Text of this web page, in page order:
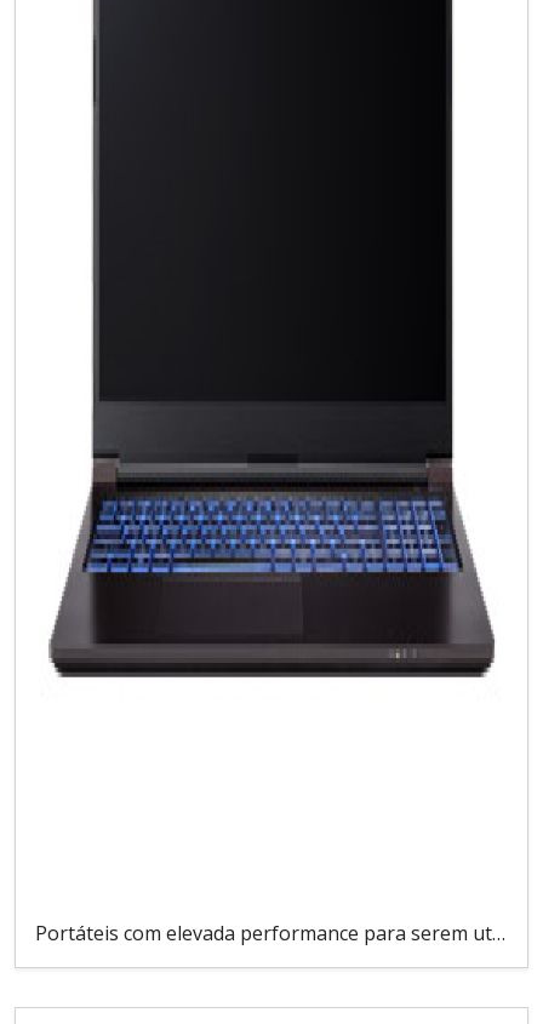
Portáteis com elevada performance para serem utilizados em tarefas de edição de imagem/vídeo, processamento de instruções avançadas/programação de placas, entre outras tarefas. Estes portáteis têm uma placa gráfica não integrada no CPU -, com um mínimo de 4 GB de RAM, de forma a dar resposta a processamentos gráficos mais elevados..